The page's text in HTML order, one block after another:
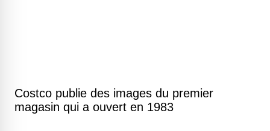
Costco publie des images du premier
magasin qui a ouvert en 1983